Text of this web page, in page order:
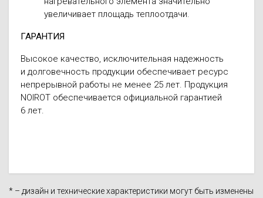
увеличивает площадь теплоотдачи.
ГАРАНТИЯ
Высокое качество, исключительная надежность
и долговечность продукции обеспечивает ресурс
непрерывной работы не менее 25 лет. Продукция
NOIROT обеспечивается официальной гарантией
6 лет.
* – дизайн и технические характеристики могут быть изменены